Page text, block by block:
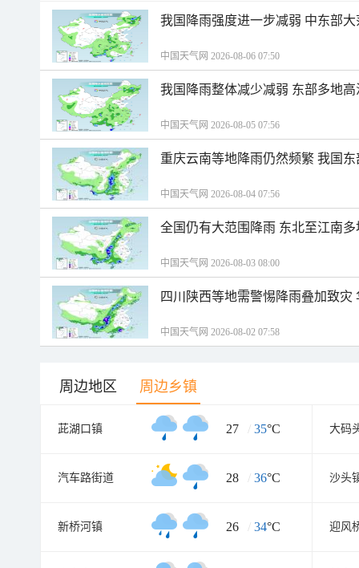
我国降雨强度进一步减弱 中东部
中国天气网 2026-08-06 07:50
我国降雨整体减少减弱 东部多地
中国天气网 2026-08-05 07:56
重庆云南等地降雨仍然频繁 我国
中国天气网 2026-08-04 07:56
全国仍有大范围降雨 东北至江南
中国天气网 2026-08-03 08:00
四川陕西等地需警惕降雨叠加致
中国天气网 2026-08-02 07:58
周边地区 周边乡镇
茈湖口镇 27 / 35°C 大码
汽车路街道 28 / 36°C 沙头
新桥河镇 26 / 34°C 迎风